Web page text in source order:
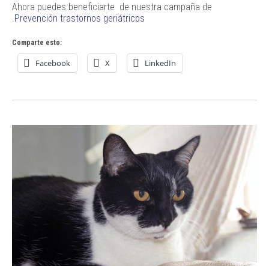
Ahora puedes beneficiarte de nuestra campaña de
Prevención trastornos geriátricos
Comparte esto:
Facebook X LinkedIn